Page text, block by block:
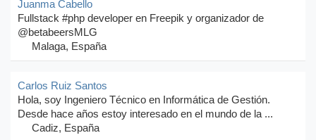
Juanma Cabello
Fullstack #php developer en Freepik y organizador de
@betabeersMLG
Malaga, España
Carlos Ruiz Santos
Hola, soy Ingeniero Técnico en Informática de Gestión.
Desde hace años estoy interesado en el mundo de la ...
Cadiz, España